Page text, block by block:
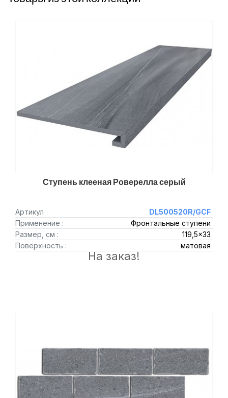
Ступень клееная Роверелла серый
Артикул
DL500520R/GCF
Применение :
Фронтальные ступени
Размер, см :
119,5x33
Поверхность :
матовая
На заказ!